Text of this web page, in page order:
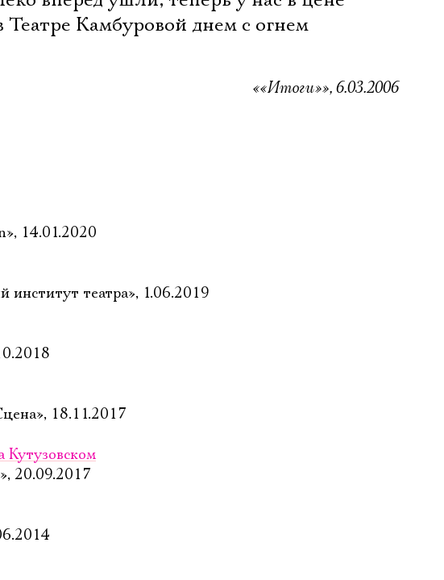
Театре Камбуровой днем с огнем
««Итоги»», 6.03.2006
14.01.2020
театра», 1.06.2019
18.11.2017
Кутузовском
20.09.2017